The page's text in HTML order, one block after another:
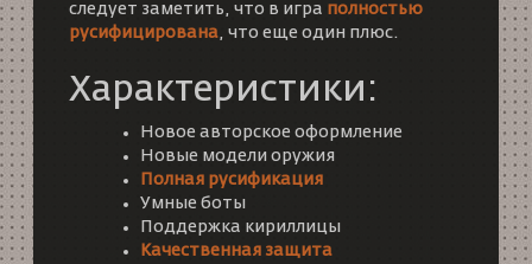
следует заметить, что в игра полностью
русифицирована, что еще один плюс.
Характеристики:
Новое авторское оформление
Новые модели оружия
Полная русификация
Умные боты
Поддержка кириллицы
Качественная защита